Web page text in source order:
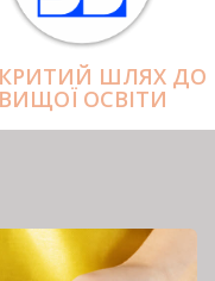
ШЛЯХ ДО
ВИЩОЇ ОСВІТИ